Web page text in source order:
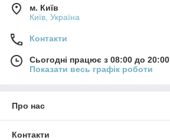
м. Київ
Київ, Україна
Контакти
Сьогодні працює з 08:00 до 20:00
Показати весь графік роботи
Про нас
Контакти